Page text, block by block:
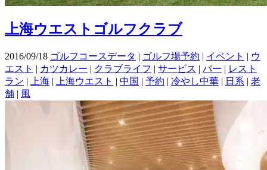
上海ウエストゴルフクラブ
2016/09/18 ゴルフコースデータ | ゴルフ場予約 | イベント | ウ
エスト | カツカレー | クラブライフ | サービス | バー | レスト
ラン | 上海 | 上海ウエスト | 中国 | 予約 | 冷やし中華 | 日系 | 老
舗 | 風